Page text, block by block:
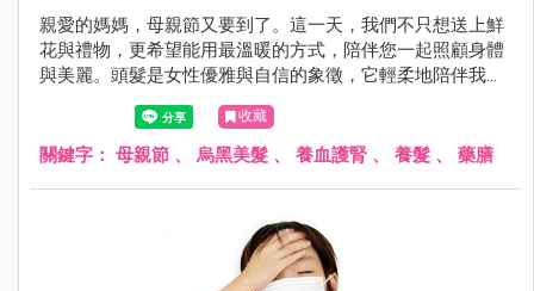
親愛的媽媽，母親節又要到了。這一天，我們不只想送上鮮
花與禮物，更希望能用最溫暖的方式，陪伴您一起照顧身體
與美麗。頭髮是女性優雅與自信的象徵，它輕柔地陪伴我們
走過每一個日子。
收藏
關鍵字： 母親節 、 烏黑美髮 、 養血護腎 、 養髮 、 藥膳